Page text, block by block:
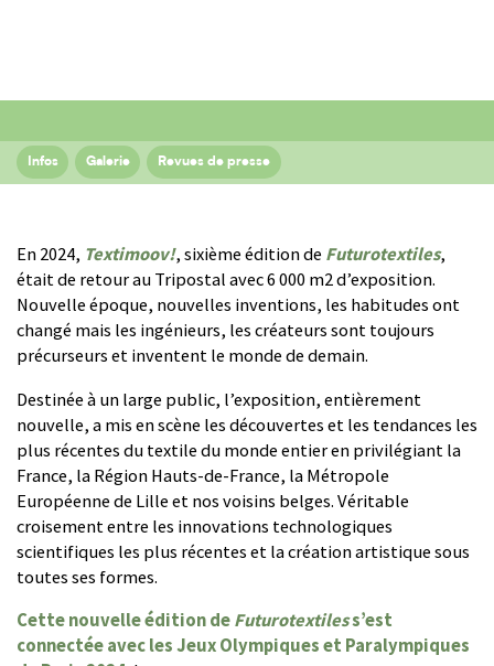
Infos Galerie Revues de presse
En 2024, Textimoov!, sixième édition deFuturotextiles,
était de retour au Tripostal avec 6 000 m2 d’exposition.
Nouvelle époque, nouvelles inventions, les habitudes ont
changé mais les ingénieurs, les créateurs sont toujours
précurseurs et inventent le monde de demain.
Destinée à un large public, l’exposition, entièrement
nouvelle, a mis en scène les découvertes et les tendances les
plus récentes du textile du monde entier en privilégiant la
France, la Région Hauts-de-France, la Métropole
Européenne de Lille et nos voisins belges. Véritable
croisement entre les innovations technologiques
scientifiques les plus récentes et la création artistique sous
toutes ses formes.
Cette nouvelle édition deFuturotextiless’est
connectée avec les Jeux Olympiques et Paralympiques